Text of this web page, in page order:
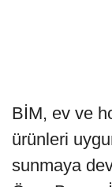
BİM, ev ve
ürünleri
sunmaya